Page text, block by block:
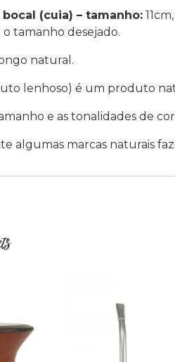
(cuia) – tamanho:
o tamanho desejado.
natural.
lenhoso) é um produto
e as tonalidades de
algumas marcas naturais